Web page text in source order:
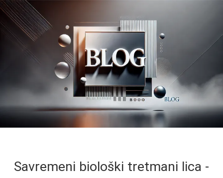
Savremeni biološki tretmani lica -